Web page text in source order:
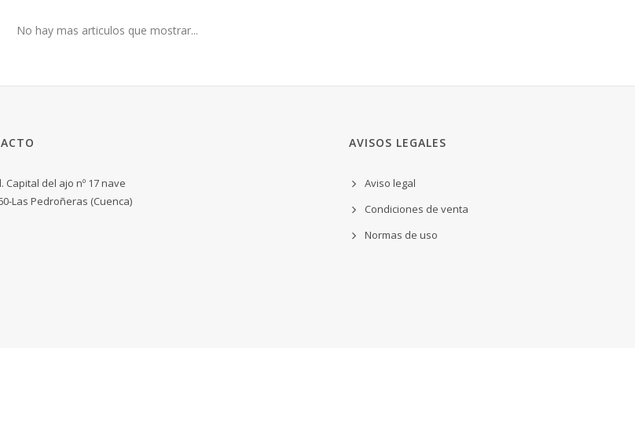
No hay mas articulos que mostrar...
Capital del ajo nº 17 nave
Las Pedroñeras (Cuenca)
AVISOS LEGALES
Aviso legal
Condiciones de venta
Normas de uso